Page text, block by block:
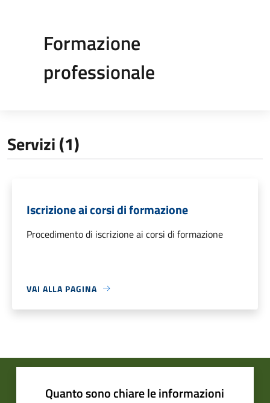
Formazione
professionale
Servizi (1)
Iscrizione ai corsi di formazione
Procedimento di iscrizione ai corsi di formazione
VAI ALLA PAGINA
Quanto sono chiare le informazioni